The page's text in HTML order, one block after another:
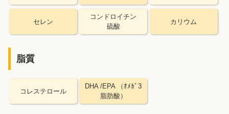
セレン
コンドロイチン
硫酸
カリウム
脂質
コレステロール
DHA /EPA （ｵﾒｶﾞ3
脂肪酸）